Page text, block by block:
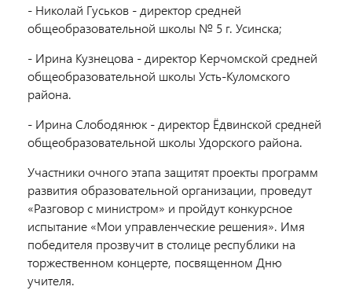
- Николай Гуськов - директор средней
общеобразовательной школы № 5 г. Усинска;
- Ирина Кузнецова - директор Керчомской средней
общеобразовательной школы Усть-Куломского
района.
- Ирина Слободянюк - директор Ёдвинской средней
общеобразовательной школы Удорского района.
Участники очного этапа защитят проекты программ
развития образовательной организации, проведут
«Разговор с министром» и пройдут конкурсное
испытание «Мои управленческие решения». Имя
победителя прозвучит в столице республики на
торжественном концерте, посвященном Дню
учителя.